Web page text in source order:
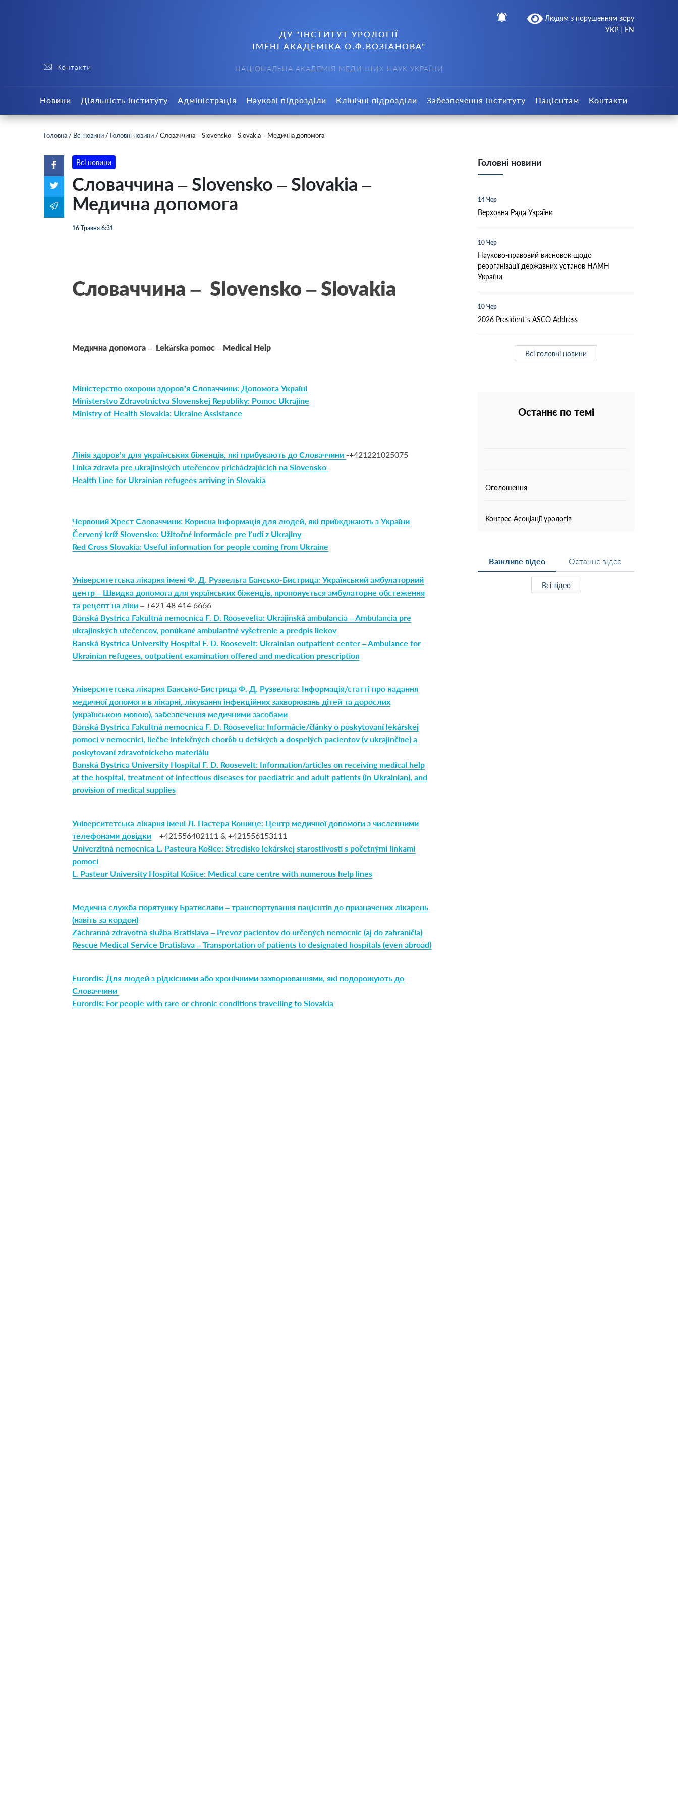
Людям з порушенням зору
Контакти
ДУ "ІНСТИТУТ УРОЛОГІЇ
ІМЕНІ АКАДЕМІКА О.Ф.ВОЗІАНОВА"
НАЦІОНАЛЬНА АКАДЕМІЯ МЕДИЧНИХ НАУК УКРАЇНИ
УКР | EN
Новини Діяльність інституту Адміністрація Наукові підрозділи Клінічні підрозділи Забезпечення інституту Пацієнтам Контакти
Головна / Всі новини / Головні новини /Словаччина – Slovensko – Slovakia – Медична допомога
Всі новини
Словаччина – Slovensko – Slovakia –
Медична допомога
16 Травня 6:31
Словаччина – Slovensko – Slovakia
Медична допомога – Lekárska pomoc – Medical Help
Міністерство охорони здоров’я Словаччини: Допомога Україні
Ministerstvo Zdravotníctva Slovenskej Republiky: Pomoc Ukrajine
Ministry of Health Slovakia: Ukraine Assistance
Лінія здоров’я для українських біженців, які прибувають до Словаччини -+421221025075
Linka zdravia pre ukrajinských utečencov prichádzajúcich na Slovensko
Health Line for Ukrainian refugees arriving in Slovakia
Червоний Хрест Словаччини: Корисна інформація для людей, які приїжджають з України
Červený kríž Slovensko: Užitočné informácie pre ľudí z Ukrajiny
Red Cross Slovakia: Useful information for people coming from Ukraine
Університетська лікарня імені Ф. Д. Рузвельта Бансько-Бистрица: Український амбулаторний
центр – Швидка допомога для українських біженців, пропонується амбулаторне обстеження
та рецепт на ліки – +421 48 414 6666
Banská Bystrica Fakultná nemocnica F. D. Roosevelta: Ukrajinská ambulancia – Ambulancia pre
ukrajinských utečencov, ponúkané ambulantné vyšetrenie a predpis liekov
Banská Bystrica University Hospital F. D. Roosevelt: Ukrainian outpatient center – Ambulance for
Ukrainian refugees, outpatient examination offered and medication prescription
Університетська лікарня Бансько-Бистрица Ф. Д. Рузвельта: Інформація/статті про надання
медичної допомоги в лікарні, лікування інфекційних захворювань дітей та дорослих
(українською мовою), забезпечення медичними засобами
Banská Bystrica Fakultná nemocnica F. D. Roosevelta: Informácie/články o poskytovaní lekárskej
pomoci v nemocnici, liečbe infekčných chorôb u detských a dospelých pacientov (v ukrajinčine) a
poskytovaní zdravotníckeho materiálu
Banská Bystrica University Hospital F. D. Roosevelt: Information/articles on receiving medical help
at the hospital, treatment of infectious diseases for paediatric and adult patients (in Ukrainian), and
provision of medical supplies
Університетська лікарня імені Л. Пастера Кошице: Центр медичної допомоги з численними
телефонами довідки – +421556402111 & +421556153111
Univerzitná nemocnica L. Pasteura Košice: Stredisko lekárskej starostlivosti s početnými linkami
pomoci
L. Pasteur University Hospital Košice: Medical care centre with numerous help lines
Медична служба порятунку Братислави – транспортування пацієнтів до призначених лікарень
(навіть за кордон)
Záchranná zdravotná služba Bratislava – Prevoz pacientov do určených nemocníc (aj do zahraničia)
Rescue Medical Service Bratislava – Transportation of patients to designated hospitals (even abroad)
Eurordis: Для людей з рідкісними або хронічними захворюваннями, які подорожують до
Словаччини
Eurordis: For people with rare or chronic conditions travelling to Slovakia
Головні новини
14 Чер
Верховна Рада України
10 Чер
Науково-правовий висновок щодо
реорганізації державних установ НАМН
України
10 Чер
2026 President’s ASCO Address
Всі головні новини
Останнє по темі
Оголошення
Конгрес Асоціації урологів
Важливе відео Останнє відео
Всі відео